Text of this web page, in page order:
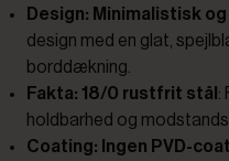
Design: Minimalistisk
design med en glat,
borddækning.
Fakta: 18/0 rustfrit stål :
holdbarhed og
Coating: Ingen PVD-